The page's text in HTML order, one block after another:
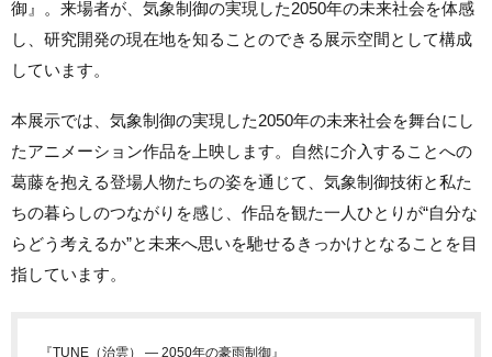
御』。来場者が、気象制御の実現した2050年の未来社会を体感
し、研究開発の現在地を知ることのできる展示空間として構成
しています。
本展示では、気象制御の実現した2050年の未来社会を舞台にし
たアニメーション作品を上映します。自然に介入することへの
葛藤を抱える登場人物たちの姿を通じて、気象制御技術と私た
ちの暮らしのつながりを感じ、作品を観た一人ひとりが“自分な
らどう考えるか”と未来へ思いを馳せるきっかけとなることを目
指しています。
『TUNE（治雲） ― 2050年の豪雨制御』